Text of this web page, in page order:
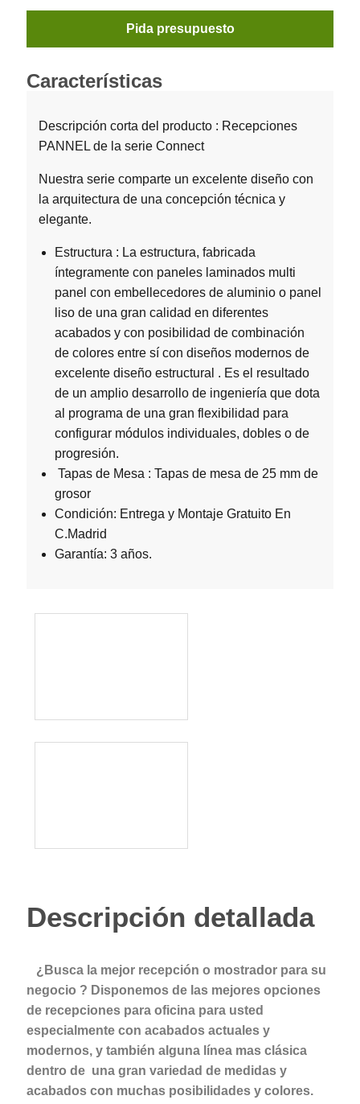
Pida presupuesto
Características
Descripción corta del producto : Recepciones
PANNEL de la serie Connect
Nuestra serie comparte un excelente diseño con
la arquitectura de una concepción técnica y
elegante.
Estructura : La estructura, fabricada
íntegramente con paneles laminados multi
panel con embellecedores de aluminio o panel
liso de una gran calidad en diferentes
acabados y con posibilidad de combinación
de colores entre sí con diseños modernos de
excelente diseño estructural . Es el resultado
de un amplio desarrollo de ingeniería que dota
al programa de una gran flexibilidad para
configurar módulos individuales, dobles o de
progresión.
Tapas de Mesa : Tapas de mesa de 25 mm de
grosor
Condición: Entrega y Montaje Gratuito En
C.Madrid
Garantía: 3 años.
Descripción detallada
¿Busca la mejor recepción o mostrador para su
negocio ? Disponemos de las mejores opciones
de recepciones para oficina para usted
especialmente con acabados actuales y
modernos, y también alguna línea mas clásica
dentro de una gran variedad de medidas y
acabados con muchas posibilidades y colores.